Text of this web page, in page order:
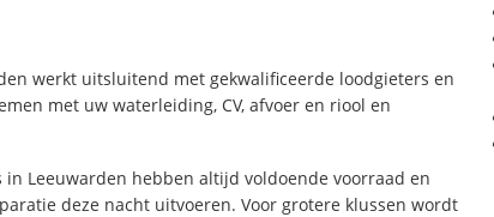
werkt uitsluitend met gekwalificeerde loodgieters en
met uw waterleiding, CV, afvoer en riool en
in Leeuwarden hebben altijd voldoende voorraad en
deze nacht uitvoeren. Voor grotere klussen wordt